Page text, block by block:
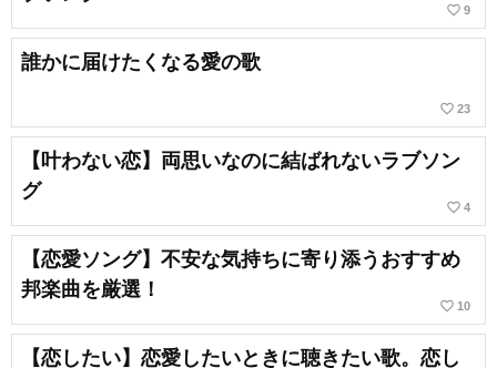
favorite_border 9
誰かに届けたくなる愛の歌
favorite_border 23
【叶わない恋】両思いなのに結ばれないラブソン
グ
favorite_border 4
【恋愛ソング】不安な気持ちに寄り添うおすすめ
邦楽曲を厳選！
favorite_border 10
【恋したい】恋愛したいときに聴きたい歌。恋し